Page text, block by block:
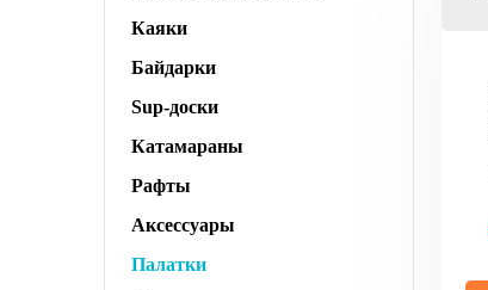
Каяки
Байдарки
Sup-доски
Катамараны
Рафты
Аксессуары
Палатки